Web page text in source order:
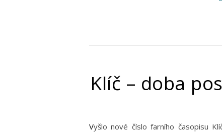
Klíč – doba
Vyšlo nové číslo farního časopisu